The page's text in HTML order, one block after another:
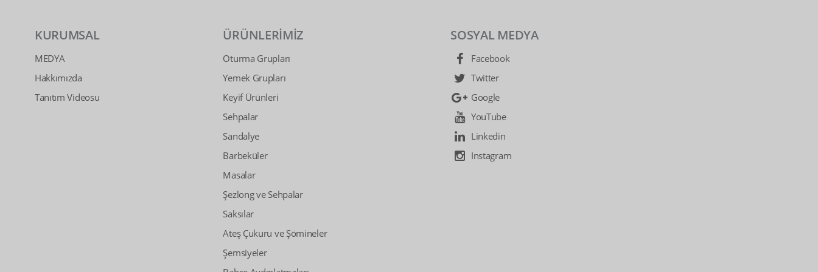
KURUMSAL
MEDYA
Hakkımızda
Tanıtım Videosu
ÜRÜNLERİMİZ
Oturma Grupları
Yemek Grupları
Keyif Ürünleri
Sehpalar
Sandalye
Barbeküler
Masalar
Şezlong ve Sehpalar
Saksılar
Ateş Çukuru ve Şömineler
Şemsiyeler
SOSYAL MEDYA
Facebook
Twitter
Google
YouTube
Linkedin
Instagram